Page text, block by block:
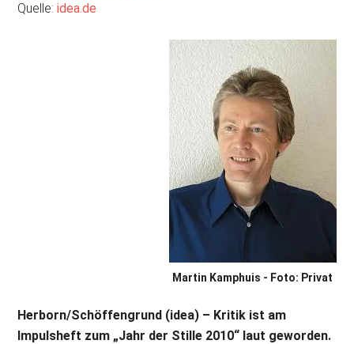
Quelle:idea.de
Martin Kamphuis - Foto: Privat
Herborn/Schöffengrund (idea) – Kritik ist am
Impulsheft zum „Jahr der Stille 2010“ laut geworden.